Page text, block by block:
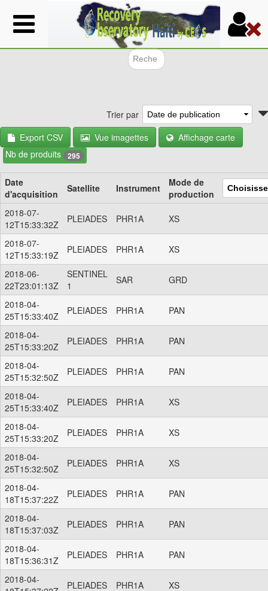
Aller
au
contenu
Trier par
Export CSV
Vue imagettes
Affichage carte
Nb de produits 295
Date
d'acquisition
Satellite Instrument
Mode de
production
2018-07-
12T15:33:32Z
PLEIADES PHR1A XS
2018-07-
12T15:33:19Z
PLEIADES PHR1A XS
2018-06-
22T23:01:13Z
SENTINEL
1
SAR GRD
2018-04-
25T15:33:40Z
PLEIADES PHR1A PAN
2018-04-
25T15:33:20Z
PLEIADES PHR1A PAN
2018-04-
25T15:32:50Z
PLEIADES PHR1A PAN
2018-04-
25T15:33:40Z
PLEIADES PHR1A XS
2018-04-
25T15:33:20Z
PLEIADES PHR1A XS
2018-04-
25T15:32:50Z
PLEIADES PHR1A XS
2018-04-
18T15:37:22Z
PLEIADES PHR1A PAN
2018-04-
18T15:37:03Z
PLEIADES PHR1A PAN
2018-04-
18T15:36:31Z
PLEIADES PHR1A PAN
2018-04-
PLEIADES PHR1A XS